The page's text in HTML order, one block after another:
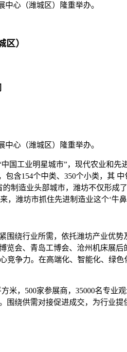
中心（潍城区）隆重举办。
）
中心（潍城区）隆重举办。
工业明星城市”，现代农业和
含154个中类、350个小类，其
制造业头部城市，潍坊不仅形
潍坊市抓住先进制造业这个‘牛
绕行业所需，依托潍坊产业优
会、青岛工博会、沧州机床展
竞争力。在高端化、智能化、绿
米，500家参展商，35000名专
绕供需对接促进成交，为行业